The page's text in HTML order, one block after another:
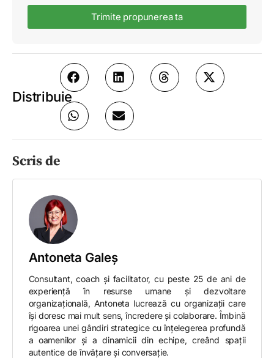
Trimite propunerea ta
Distribuie
Scris de
Antoneta Galeș
Consultant, coach și facilitator, cu peste 25 de ani de
experiență în resurse umane și dezvoltare
organizațională, Antoneta lucrează cu organizații care
își doresc mai mult sens, încredere și colaborare. Îmbină
rigoarea unei gândiri strategice cu înțelegerea profundă
a oamenilor și a dinamicii din echipe, creând spații
autentice de învățare și conversație.